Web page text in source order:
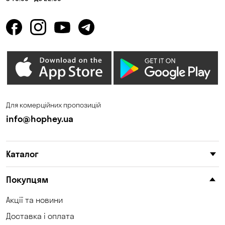
Для комерційних пропозицій
info@hophey.ua
Каталог
Покупцям
Акції та новини
Доставка і оплата